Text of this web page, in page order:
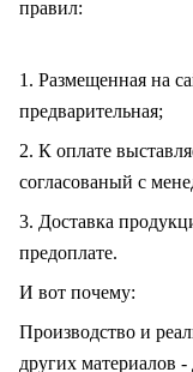
правил:
1. Размещенная на
предварительная;
2. К оплате
согласованый с
3. Доставка
предоплате.
И вот почему:
Производство и
других материалов